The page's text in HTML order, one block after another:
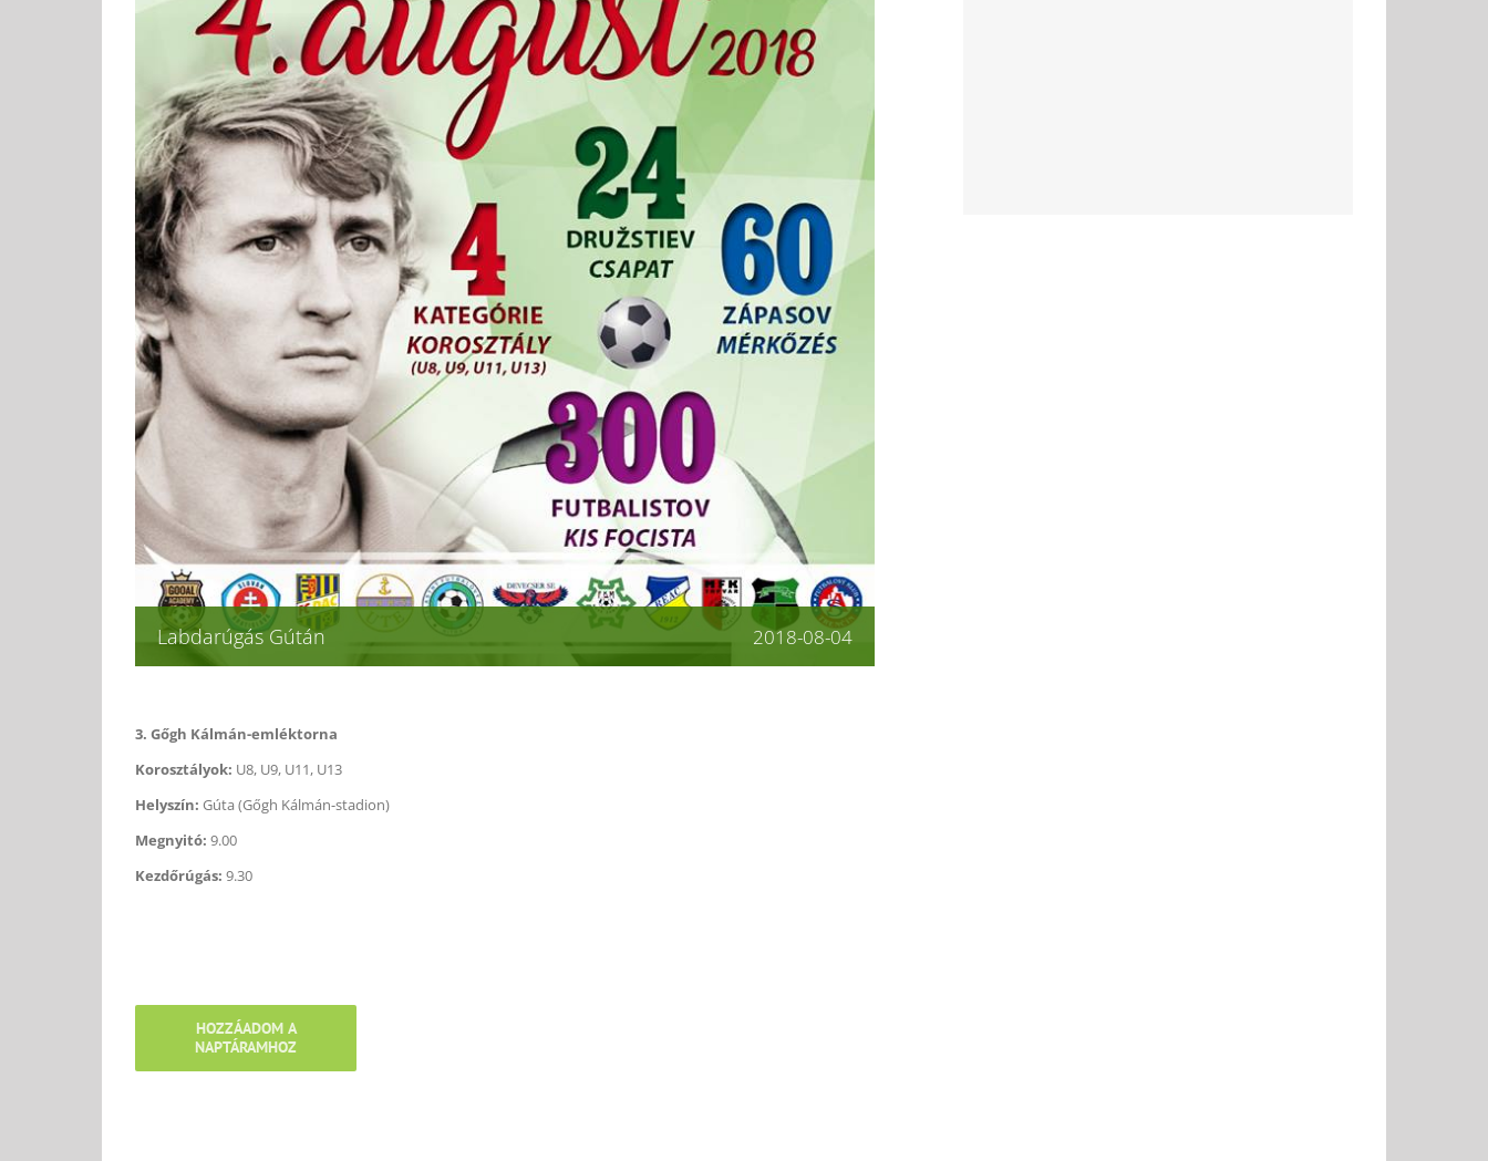
Labdarúgás Gútán 2018-08-04
3. Gőgh Kálmán-emléktorna
Korosztályok: U8, U9, U11, U13
Helyszín: Gúta (Gőgh Kálmán-stadion)
Megnyitó: 9.00
Kezdőrúgás: 9.30
HOZZÁADOM A
NAPTÁRAMHOZ